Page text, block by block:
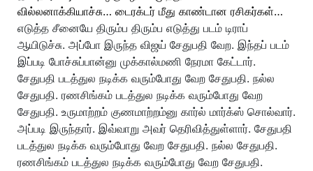
வில்லனாக்கியாச்சு… டைரக்டர் மீது காண்டான ரசிகர்கள்…
எடுத்த சீனையே திரும்ப திரும்ப எடுத்து படம் டிராப்
ஆயிடுச்சு. அப்போ இருந்த விஜய் சேதுபதி வேற. இந்தப் படம்
இப்படி போச்சுப்பான்னு முக்கால்மணி நேரமா கேட்டார்.
சேதுபதி படத்துல நடிக்க வரும்போது வேற சேதுபதி. நல்ல
சேதுபதி. ரணசிங்கம் படத்துல நடிக்க வரும்போது வேற
சேதுபதி. உருமாற்றம் குணமாற்றம்னு கார்ல் மார்க்ஸ் சொல்வார்.
அப்படி இருந்தார். இவ்வாறு அவர் தெரிவித்துள்ளார். சேதுபதி
படத்துல நடிக்க வரும்போது வேற சேதுபதி. நல்ல சேதுபதி.
ரணசிங்கம் படத்துல நடிக்க வரும்போது வேற சேதுபதி.